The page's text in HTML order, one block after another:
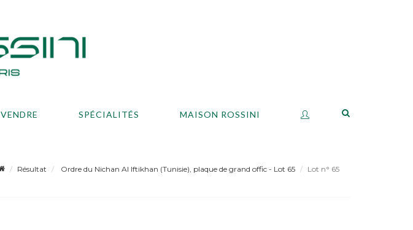
VENDRE SPÉCIALITÉS MAISON ROSSINI
Résultat Ordre du Nichan Al Iftikhan (Tunisie), plaque de grand offic - Lot 65 Lot n° 65